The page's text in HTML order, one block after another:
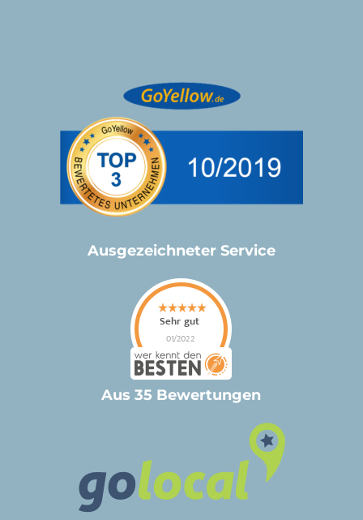
Ausgezeichneter Service
Aus 35 Bewertungen